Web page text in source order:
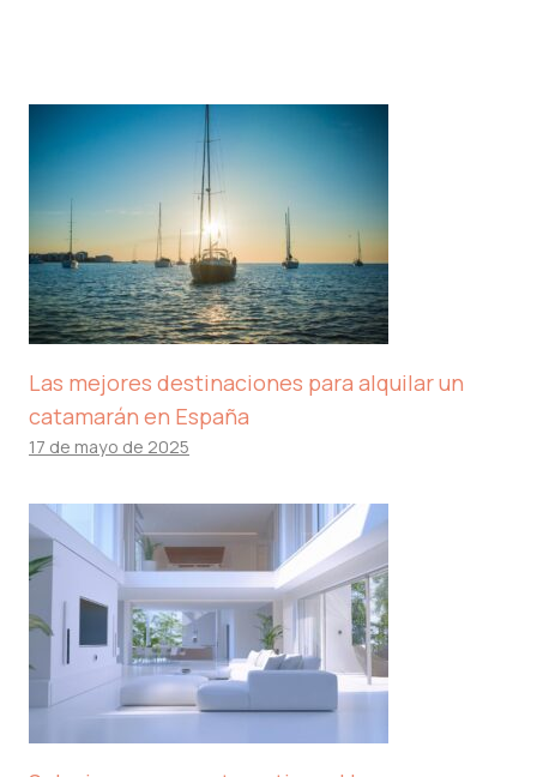
Las mejores destinaciones para alquilar un
catamarán en España
17 de mayo de 2025